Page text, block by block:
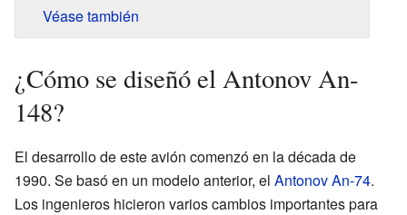
Véase también
¿Cómo se diseñó el Antonov An-
148?
El desarrollo de este avión comenzó en la década de
1990. Se basó en un modelo anterior, el Antonov An-74.
Los ingenieros hicieron varios cambios importantes para